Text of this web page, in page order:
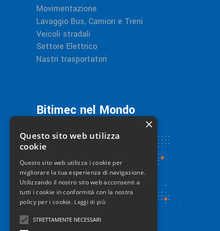
Movimentazione
Lavaggio Bus, Camion e Treni
Veicoli stradali
Settore Elettrico
Nastri trasportatori
Bitimec nel Mondo
×
Questo sito web utilizza
cookie
Questo sito web utilizza i cookie per
migliorare la tua esperienza di navigazione.
Utilizzando il nostro sito web acconsenti a
tutti i cookie in conformità con la nostra
policy per i cookie. Leggi di più
STRETTAMENTE NECESSARI